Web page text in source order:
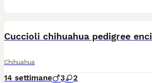
Cuccioli chihuahua pedigree enci
Chihuahua
14 settimane 3 2